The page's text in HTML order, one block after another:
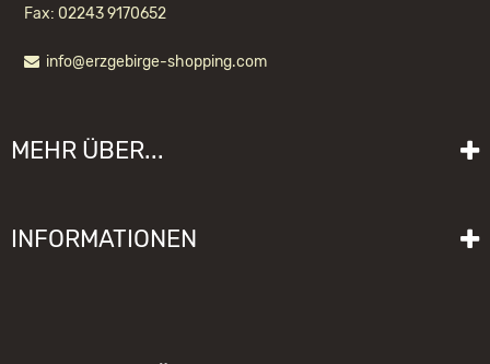
Fax: 02243 9170652
info@erzgebirge-shopping.com
MEHR ÜBER...
Lieferzeit
INFORMATIONEN